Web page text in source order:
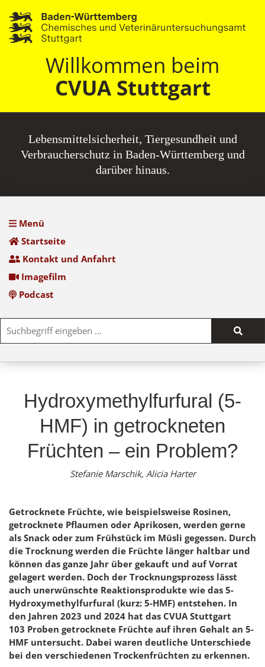
Willkommen beim
CVUA Stuttgart
Lebensmittel­sicherheit, Tiergesundheit und
Verbraucherschutz in Baden-Württemberg und
darüber hinaus.
Menü
Startseite
Kontakt und Anfahrt
Imagefilm
Podcast
Hydroxymethylfurfural (5-
HMF) in getrockneten
Früchten – ein Problem?
Stefanie Marschik, Alicia Harter
Getrocknete Früchte, wie beispielsweise Rosinen,
getrocknete Pflaumen oder Aprikosen, werden gerne
als Snack oder zum Frühstück im Müsli gegessen. Durch
die Trocknung werden die Früchte länger haltbar und
können das ganze Jahr über gekauft und auf Vorrat
gelagert werden. Doch der Trocknungsprozess lässt
auch unerwünschte Reaktionsprodukte wie das 5-
Hydroxymethylfurfural (kurz: 5-HMF) entstehen. In
den Jahren 2023 und 2024 hat das CVUA Stuttgart
103 Proben getrocknete Früchte auf ihren Gehalt an 5-
HMF untersucht. Dabei waren deutliche Unterschiede
bei den verschiedenen Trockenfrüchten zu erkennen.